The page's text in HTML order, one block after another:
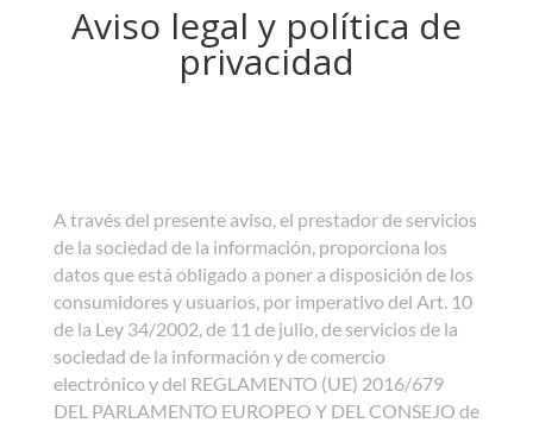
Aviso legal y política de
privacidad
A través del presente aviso, el prestador de servicios
de la sociedad de la información, proporciona los
datos que está obligado a poner a disposición de los
consumidores y usuarios, por imperativo del Art. 10
de la Ley 34/2002, de 11 de julio, de servicios de la
sociedad de la información y de comercio
electrónico y del REGLAMENTO (UE) 2016/679
DEL PARLAMENTO EUROPEO Y DEL CONSEJO de